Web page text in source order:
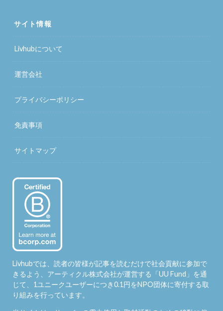
サイト情報
Livhubについて
運営会社
プライバシーポリシー
免責事項
サイトマップ
Livhubでは、読者の皆様が記事を読むだけで社会貢献に参加で
きるよう、アーティクル株式会社が運営する「UU Fund 」を通
じて、1ユニークユーザーにつき0.1円をNPO団体に寄付する取
り組みを行っています。